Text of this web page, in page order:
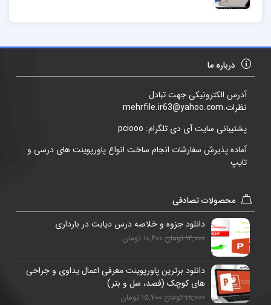
درباره ما
آدرس الکترونیکی جهت تبادل
نظرات:mehrfile.ir63@yahoo.com
پشتیبانی سایت آی دی تلگرام: pciooo
آماده پذیرش سفارشات انجام ساخت انواع پاورپوینت های درسی و
تایپ
محصولات تصادفی
دانلود جزوه و خلاصه درس دیابت در بارداری
12,000 تومان 10,400 تومان
دانلود برترین پاورپوینت معرفی اعمال یداوی و جراحی
های کوچک (فصد، سل و بتر)
18,000 تومان 15,700 تومان